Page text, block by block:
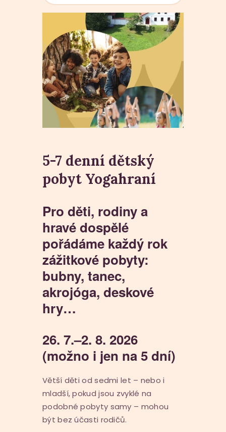
5-7 denní dětský
pobyt Yogahraní
Pro děti, rodiny a
hravé dospělé
pořádáme každý rok
zážitkové pobyty:
bubny, tanec,
akrojóga, deskové
hry…
26. 7.–2. 8. 2026
(možno i jen na 5 dní)
Větší děti od sedmi let – nebo i
mladší, pokud jsou zvyklé na
podobné pobyty samy – mohou
být bez účasti rodičů.